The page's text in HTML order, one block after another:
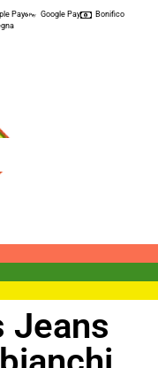
Pay Google Pay
Bonifico
Jeans